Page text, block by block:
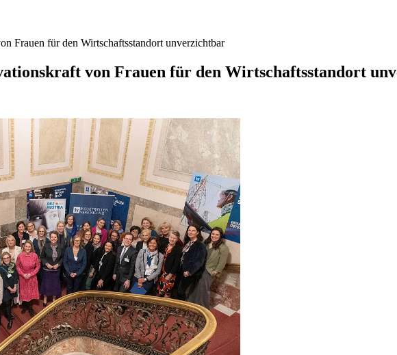
Frauen für den Wirtschaftsstandort unverzichtbar
von Frauen für den Wirtschaftsstandort